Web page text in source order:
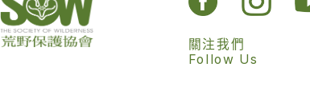
關注我們
Follow Us